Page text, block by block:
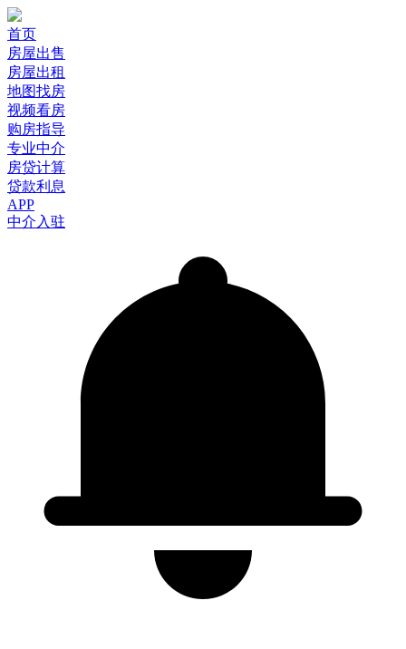
首页
房屋出售
房屋出租
地图找房
视频看房
购房指导
专业中介
房贷计算
贷款利息
APP
中介入驻